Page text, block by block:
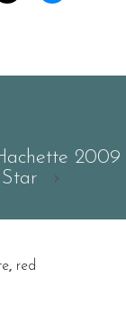
2009
›
, red